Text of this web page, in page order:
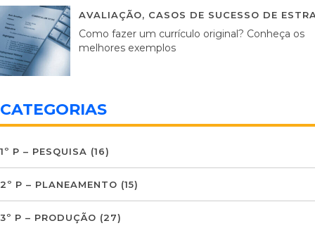
AVALIAÇÃO, CASOS DE SUCESSO DE
Como fazer um currículo original? Conheça os
melhores exemplos
CATEGORIAS
1º P – PESQUISA (16)
2º P – PLANEAMENTO (15)
3º P – PRODUÇÃO (27)